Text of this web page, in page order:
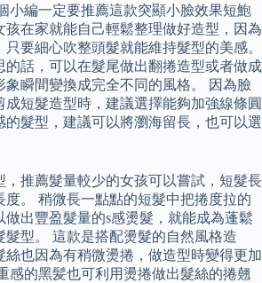
小編一定要推薦這款突顯小臉效果短鮑
孩在家就能自己輕鬆整理做好造型，因為
要細心吹整頭髮就能維持髮型的美感。
的話，可以在髮尾做出翻捲造型或者做成
象瞬間變換成完全不同的風格。 因為臉
成短髮造型時，建議選擇能夠加強線條圓
的髮型，建議可以將瀏海留長，也可以選
，推薦髮量較少的女孩可以嘗試，短髮長
度。 稍微長一點點的短髮中把捲度拉的
做出豐盈髮量的s感燙髮，就能成為蓬鬆
髮型。 這款是搭配燙髮的自然風格造
絲也因為有稍微燙捲，做造型時變得更加
感的黑髪也可利用燙捲做出髮絲的捲翹